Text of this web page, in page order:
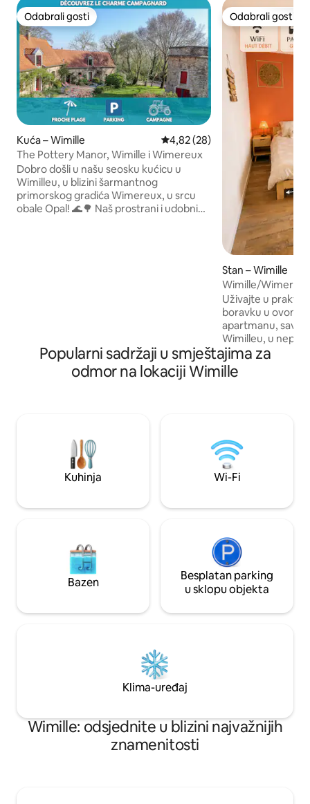
Odabrali gosti
Odabrali gosti
Kuća – Wimille Prosječna ocjena: 4,82/5,
4,82 (28)
The Pottery Manor, Wimille i Wimereux
Dobro došli u našu seosku kućicu u
Wimilleu, u blizini šarmantnog
primorskog gradića Wimereux, u srcu
obale Opal! 🌊🌳 Naš prostrani i udobni
Odabrali gosti
Odabrali gosti
Stan – Wimille
Uživajte u
boravku u ovom
apartmanu,
Wimilleu, u
Wimereux
Smještaj se
željezničkog
putovanje. Besplatan Wi-Fi i NETFLIX.
Imat ćete krevet
pruža vrhunsku
Popularni sadržaji u smještajima za
odmor na lokaciji Wimille
Kuhinja Wi-Fi
Bazen
Besplatan parking
u sklopu objekta
Klima-uređaj
Wimille: odsjednite u blizini najvažnijih
znamenitosti